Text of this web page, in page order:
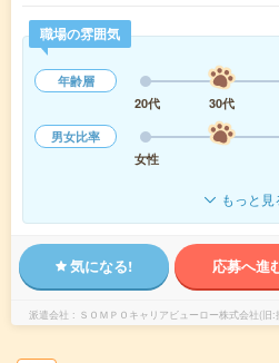
職場の雰囲気
年齢層
20代
30代
男女比率
女性
もっと見
気になる! 応募へ進
派遣会社 ＳＯＭＰＯキャリアビューロー株式会社(